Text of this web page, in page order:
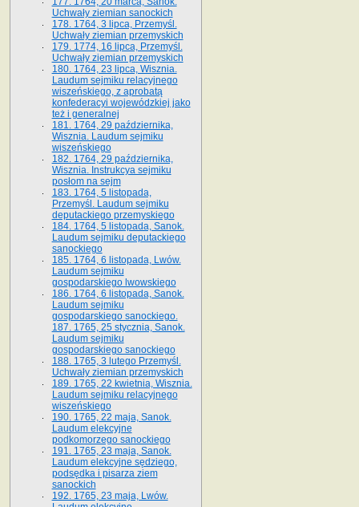
Uchwały ziemian sanockich
178. 1764, 3 lipca, Przemyśl.
Uchwały ziemian przemyskich
179. 1774, 16 lipca, Przemyśl.
Uchwały ziemian przemyskich
180. 1764, 23 lipca, Wisznia.
Laudum sejmiku relacyjnego
wiszeńskiego, z aprobatą
konfederacyi wojewódzkiej jako
też i generalnej
181. 1764, 29 października,
Wisznia. Laudum sejmiku
wiszeńskiego
182. 1764, 29 października,
Wisznia. Instrukcya sejmiku
posłom na sejm
183. 1764, 5 listopada,
Przemyśl. Laudum sejmiku
deputackiego przemyskiego
184. 1764, 5 listopada, Sanok.
Laudum sejmiku deputackiego
sanockiego
185. 1764, 6 listopada, Lwów.
Laudum sejmiku
gospodarskiego lwowskiego
186. 1764, 6 listopada, Sanok.
Laudum sejmiku
gospodarskiego sanockiego.
187. 1765, 25 stycznia, Sanok.
Laudum sejmiku
gospodarskiego sanockiego
188. 1765, 3 lutego Przemyśl.
Uchwały ziemian przemyskich
189. 1765, 22 kwietnia, Wisznia.
Laudum sejmiku relacyjnego
wiszeńskiego
190. 1765, 22 maja, Sanok.
Laudum elekcyjne
podkomorzego sanockiego
191. 1765, 23 maja, Sanok.
Laudum elekcyjne sędziego,
podsędka i pisarza ziem
sanockich
192. 1765, 23 maja, Lwów.